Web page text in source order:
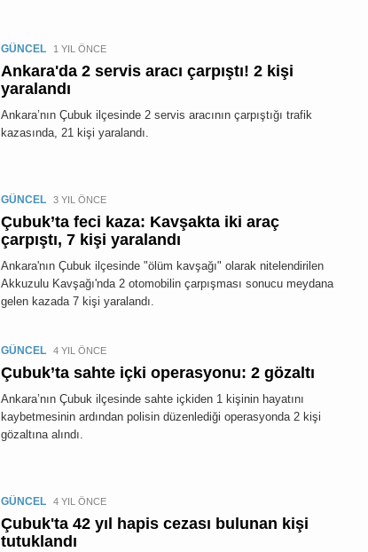
GÜNCEL 1 YIL ÖNCE
Ankara'da 2 servis aracı çarpıştı! 2 kişi
yaralandı
Ankara’nın Çubuk ilçesinde 2 servis aracının çarpıştığı trafik
kazasında, 21 kişi yaralandı.
GÜNCEL 3 YIL ÖNCE
Çubuk’ta feci kaza: Kavşakta iki araç
çarpıştı, 7 kişi yaralandı
Ankara'nın Çubuk ilçesinde "ölüm kavşağı" olarak nitelendirilen
Akkuzulu Kavşağı'nda 2 otomobilin çarpışması sonucu meydana
gelen kazada 7 kişi yaralandı.
GÜNCEL 4 YIL ÖNCE
Çubuk’ta sahte içki operasyonu: 2 gözaltı
Ankara’nın Çubuk ilçesinde sahte içkiden 1 kişinin hayatını
kaybetmesinin ardından polisin düzenlediği operasyonda 2 kişi
gözaltına alındı.
GÜNCEL 4 YIL ÖNCE
Çubuk'ta 42 yıl hapis cezası bulunan kişi
tutuklandı